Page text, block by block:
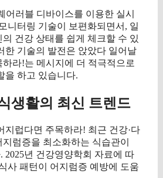
어러블 디바이스를 이용한 실시
니터링 기술이 보편화되면서, 일
건강 상태를 쉽게 체크할 수 있
한 기술의 발전은 앉았다 일어날
라!는 메시지에 더 적극적으로
을 하고 있습니다.
생활의 최신 트렌드
지럽다면 주목하라! 최근 건강·다
럼증을 최소화하는 식습관이
2025년 건강영양학회 자료에 따
사 패턴이 어지럼증 예방에 도움